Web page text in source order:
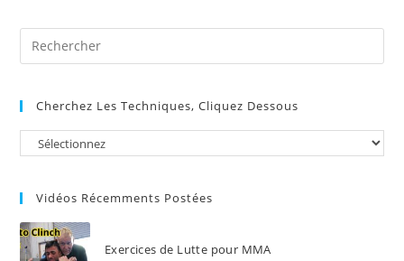
the
Cherchez Les Techniques, Cliquez Dessous
Vidéos Récemments Postées
Exercices de Lutte pour MMA